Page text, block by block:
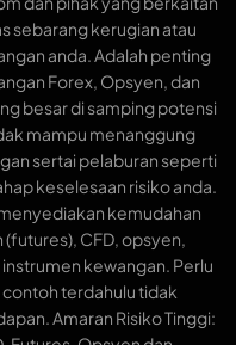
sebarang kerugian atau
anda. Adalah penting
Forex, Opsyen, dan
besar di samping potensi
mampu menanggung
sertai pelaburan seperti
keselesaan risiko anda.
kemudahan
CFD, opsyen,
kewangan. Perlu
terdahulu tidak
Amaran Risiko Tinggi: